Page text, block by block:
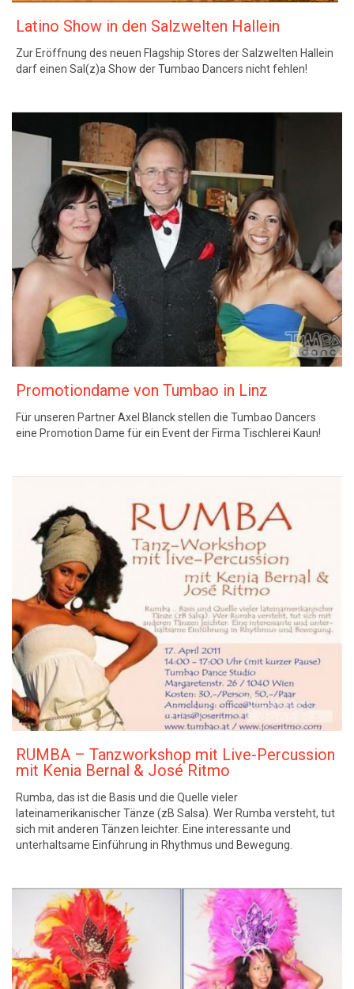
Latino Show in den Salzwelten Hallein
Zur Eröffnung des neuen Flagship Stores der Salzwelten Hallein
darf einen Sal(z)a Show der Tumbao Dancers nicht fehlen!
Promotiondame von Tumbao in Linz
Für unseren Partner Axel Blanck stellen die Tumbao Dancers
eine Promotion Dame für ein Event der Firma Tischlerei Kaun!
RUMBA – Tanzworkshop mit Live-Percussion
mit Kenia Bernal & José Ritmo
Rumba, das ist die Basis und die Quelle vieler
lateinamerikanischer Tänze (zB Salsa). Wer Rumba versteht, tut
sich mit anderen Tänzen leichter. Eine interessante und
unterhaltsame Einführung in Rhythmus und Bewegung.